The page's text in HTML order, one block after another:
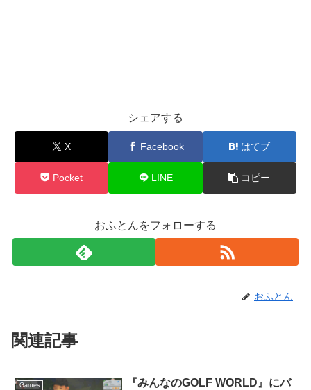
シェアする
X Facebook はてブ
Pocket LINE コピー
おふとんをフォローする
おふとん
関連記事
Games
『みんなのGOLF WORLD』にバ